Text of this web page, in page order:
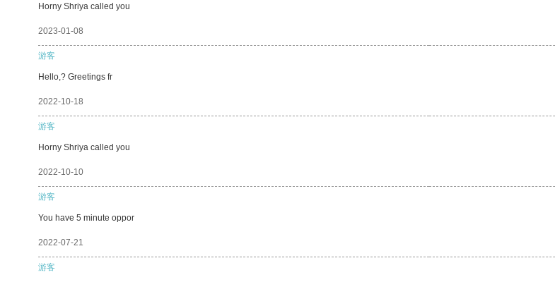
Horny Shriya called you
2023-01-08
游客
Hello,? Greetings fr
2022-10-18
游客
Horny Shriya called you
2022-10-10
游客
You have 5 minute oppor
2022-07-21
游客